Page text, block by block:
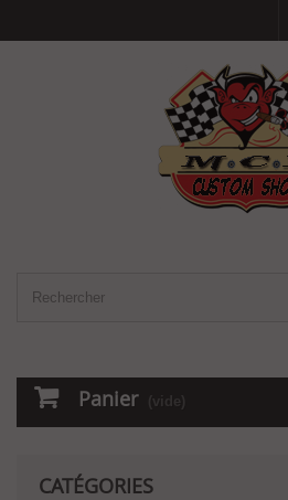
Panier (vide)
CATÉGORIES